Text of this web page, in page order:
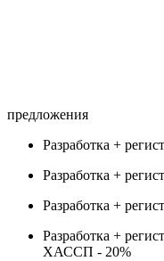
предложения
Разработка +
Разработка +
Разработка +
Разработка +
ХАССП - 20%